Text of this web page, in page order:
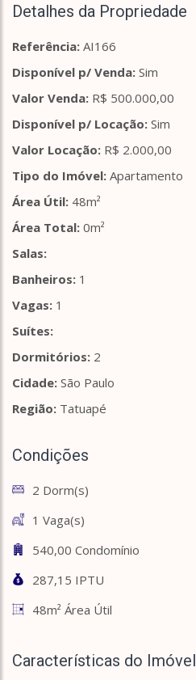
Detalhes da Propriedade
Referência: AI166
Disponível p/ Venda: Sim
Valor Venda: R$ 500.000,00
Disponível p/ Locação: Sim
Valor Locação: R$ 2.000,00
Tipo do Imóvel: Apartamento
Área Útil: 48m²
Área Total: 0m²
Salas:
Banheiros: 1
Vagas: 1
Suítes:
Dormitórios: 2
Cidade: São Paulo
Região: Tatuapé
Condições
2 Dorm(s)
1 Vaga(s)
540,00 Condomínio
287,15 IPTU
48m² Área Útil
Características do Imóvel